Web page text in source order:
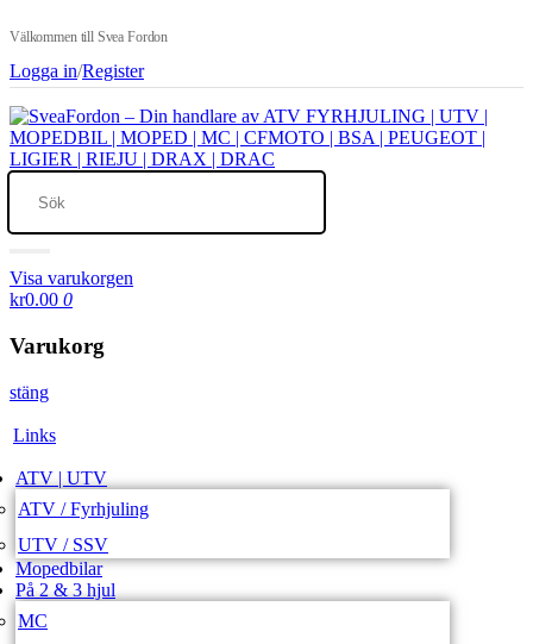
Välkommen till Svea Fordon
Logga in/Register
Visa varukorgen
kr0.00 0
Varukorg
stäng
Links
ATV | UTV
ATV / Fyrhjuling
UTV / SSV
Mopedbilar
På 2 & 3 hjul
MC